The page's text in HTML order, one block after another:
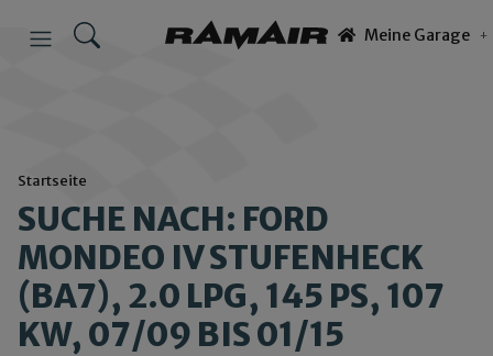
Meine Garage
Startseite
SUCHE NACH: FORD
MONDEO IV STUFENHECK
(BA7), 2.0 LPG, 145 PS, 107
KW, 07/09 BIS 01/15